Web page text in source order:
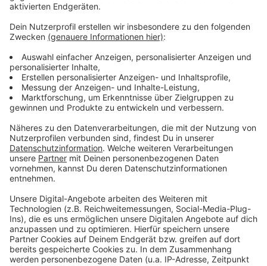
Wir benötigen Ihre
Zustimmung, um den YouTube
Video-Service zu laden!
Wir verwenden einen Service eines
Drittanbieters, um Videoinhalte
einzubetten. Dieser Service kann
Daten zu Ihren Aktivitäten
sammeln. Bitte lesen Sie die
Details durch und stimmen Sie der
Nutzung des Service zu, um dieses
Video anzusehen.
Akzeptieren
powered byUsercentrics Consent
Management Platform
Anzeige